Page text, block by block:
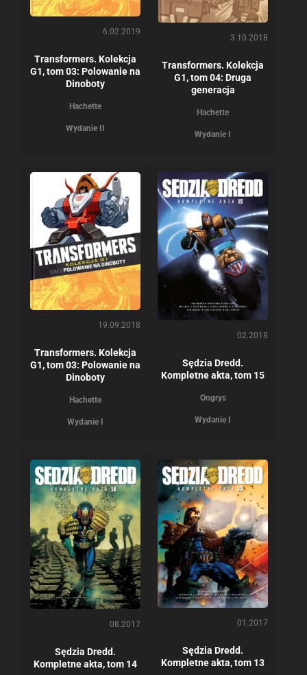
6.02.2019
Transformers. Kolekcja
G1, tom 03: Polowanie na
Dinoboty
Hachette
Wydanie II
3.10.2018
Transformers. Kolekcja
G1, tom 04: Druga
generacja
Hachette
Wydanie I
19.09.2018
Transformers. Kolekcja
G1, tom 03: Polowanie na
Dinoboty
Hachette
Wydanie I
02.2018
Sędzia Dredd.
Kompletne akta, tom 15
Ongrys
Wydanie I
08.2017
Sędzia Dredd.
Kompletne akta, tom 14
01.2017
Sędzia Dredd.
Kompletne akta, tom 13